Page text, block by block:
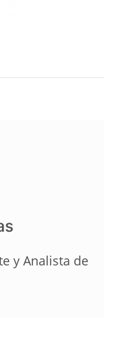
y Analista de